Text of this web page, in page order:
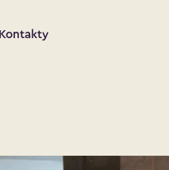
Kontakty